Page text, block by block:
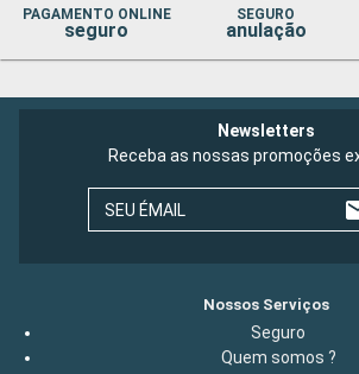
PAGAMENTO ONLINE
seguro
SEGURO
anulação
Newsletters
Receba as nossas promoções
SEU ÉMAIL
Nossos Serviços
Seguro
Quem somos ?